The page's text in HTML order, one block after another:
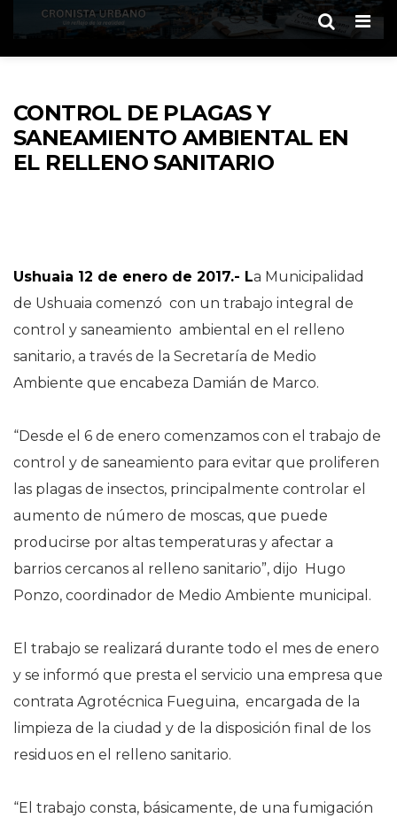
CONTROL DE PLAGAS Y
SANEAMIENTO AMBIENTAL EN
EL RELLENO SANITARIO
Ushuaia 12 de enero de 2017.- La Municipalidad
de Ushuaia comenzó con un trabajo integral de
control y saneamiento ambiental en el relleno
sanitario, a través de la Secretaría de Medio
Ambiente que encabeza Damián de Marco.
“Desde el 6 de enero comenzamos con el trabajo de
control y de saneamiento para evitar que proliferen
las plagas de insectos, principalmente controlar el
aumento de número de moscas, que puede
producirse por altas temperaturas y afectar a
barrios cercanos al relleno sanitario”, dijo Hugo
Ponzo, coordinador de Medio Ambiente municipal.
El trabajo se realizará durante todo el mes de enero
y se informó que presta el servicio una empresa que
contrata Agrotécnica Fueguina, encargada de la
limpieza de la ciudad y de la disposición final de los
residuos en el relleno sanitario.
“El trabajo consta, básicamente, de una fumigación